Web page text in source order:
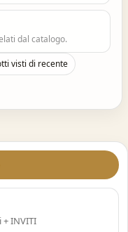
dal catalogo.
visti di recente
INVITI